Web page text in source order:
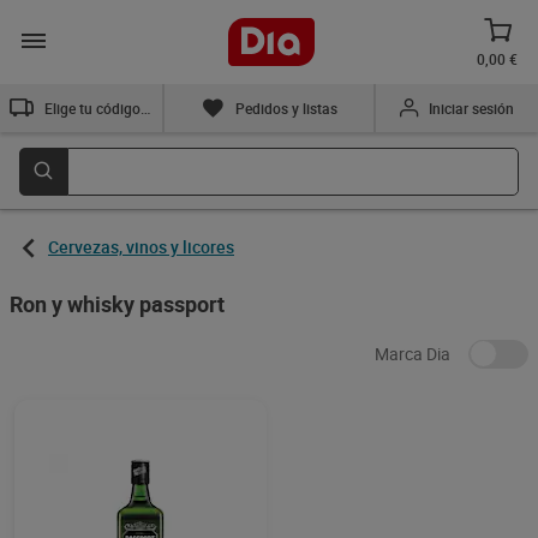
0,00 €
Pedidos y listas Iniciar sesión
Cervezas, vinos y licores
Ron y whisky passport
Marca Dia